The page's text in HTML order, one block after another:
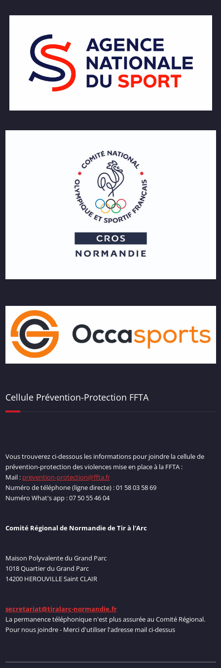
Cellule Prévention-Protection FFTA
Vous trouverez ci-dessous les informations pour joindre la cellule de
prévention-protection des violences mise en place à la FFTA :
Mail : prevention-protection@ffta.fr
Numéro de téléphone (ligne directe) : 01 58 03 58 69
Numéro What's app : 07 50 55 46 04
Comité Régional de Normandie de Tir à l'Arc
Maison Polyvalente du Grand Parc
1018 Quartier du Grand Parc
14200 HEROUVILLE Saint CLAIR
secretariat@tiralarc-normandie.fr
La permanence téléphonique n'est plus assurée au Comité Régional.
Pour nous joindre - Merci d'utiliser l'adresse mail ci-dessus